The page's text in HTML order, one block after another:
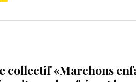
collectif «Marchons